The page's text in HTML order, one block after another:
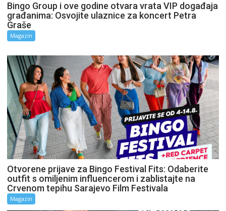
Bingo Group i ove godine otvara vrata VIP događaja
građanima: Osvojite ulaznice za koncert Petra
Graše
Magazin
Otvorene prijave za Bingo Festival Fits: Odaberite
outfit s omiljenim influencerom i zablistajte na
Crvenom tepihu Sarajevo Film Festivala
Magazin